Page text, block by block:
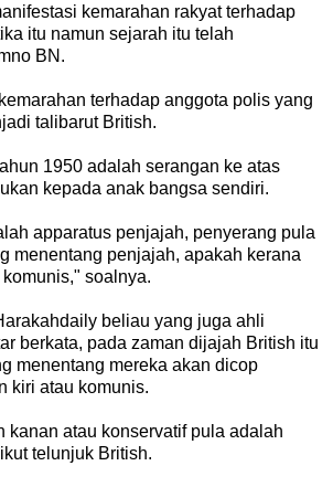
kemarahan rakyat terhadap
itu namun sejarah itu telah
BN.
terhadap anggota polis yang
talibarut British.
1950 adalah serangan ke atas
kepada anak bangsa sendiri.
apparatus penjajah, penyerang pula
menentang penjajah, apakah kerana
soalnya.
beliau yang juga ahli
berkata, pada zaman dijajah British itu
menentang mereka akan dicop
kiri atau komunis.
kanan atau konservatif pula adalah
telunjuk British.